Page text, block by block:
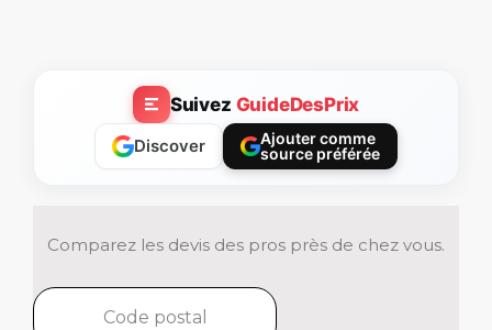
Suivez GuideDesPrix
Discover
Ajouter comme
source préférée
Comparez les devis des pros près de chez vous.